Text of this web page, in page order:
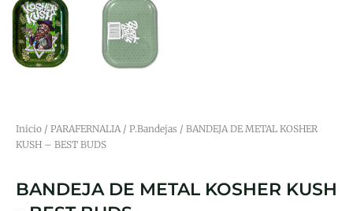
Inicio / PARAFERNALIA/ P.Bandejas / BANDEJA DE METAL KOSHER
KUSH – BEST BUDS
BANDEJA DE METAL KOSHER KUSH